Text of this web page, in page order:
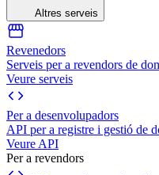
Altres serveis
Revenedors
Serveis per a revendors de
Veure serveis
Per a desenvolupadors
API per a registre i gestió de
Veure API
Per a revendors